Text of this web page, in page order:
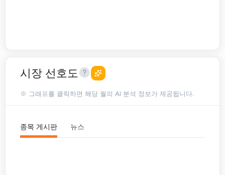
시장 선호도
※ 그래프를 클릭하면 해당 월의 AI 분석 정보가 제공됩니다.
종목 게시판 뉴스